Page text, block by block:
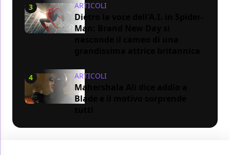
3 ARTICOLI
Dietro la voce dell'A.I. in Spider-
Man: Brand New Day si
4 ARTICOLI
Mahershala Ali dice addio a
Blade e il motivo sorprende